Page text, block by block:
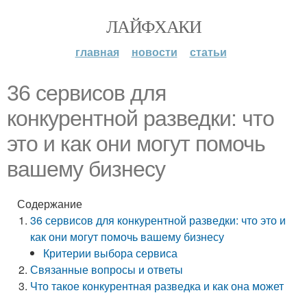
ЛАЙФХАКИ
главная новости статьи
36 сервисов для
конкурентной разведки: что
это и как они могут помочь
вашему бизнесу
Содержание
36 сервисов для конкурентной разведки: что это и
как они могут помочь вашему бизнесу
Критерии выбора сервиса
Связанные вопросы и ответы
Что такое конкурентная разведка и как она может